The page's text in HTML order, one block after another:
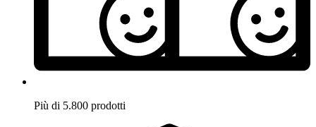
Più di 5.800 prodotti